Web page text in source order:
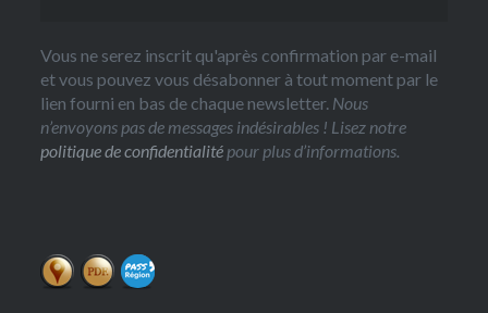
Vous ne serez inscrit qu'après confirmation par e-mail
et vous pouvez vous désabonner à tout moment par le
lien fourni en bas de chaque newsletter. Nous
n’envoyons pas de messages indésirables ! Lisez notre
politique de confidentialité pour plus d’informations.